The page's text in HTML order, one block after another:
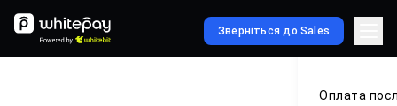
Зверніться до Sales
Оплата